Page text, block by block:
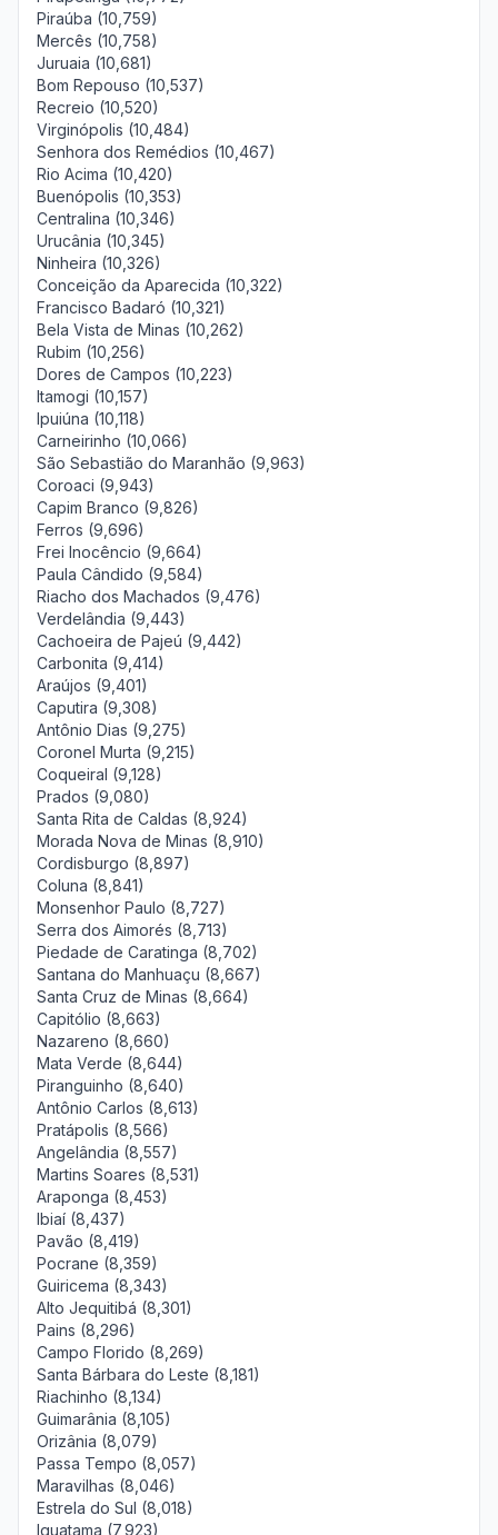
Piraúba (10,759)
Mercês (10,758)
Juruaia (10,681)
Bom Repouso (10,537)
Recreio (10,520)
Virginópolis (10,484)
Senhora dos Remédios (10,467)
Rio Acima (10,420)
Buenópolis (10,353)
Centralina (10,346)
Urucânia (10,345)
Ninheira (10,326)
Conceição da Aparecida (10,322)
Francisco Badaró (10,321)
Bela Vista de Minas (10,262)
Rubim (10,256)
Dores de Campos (10,223)
Itamogi (10,157)
Ipuiúna (10,118)
Carneirinho (10,066)
São Sebastião do Maranhão (9,963)
Coroaci (9,943)
Capim Branco (9,826)
Ferros (9,696)
Frei Inocêncio (9,664)
Paula Cândido (9,584)
Riacho dos Machados (9,476)
Verdelândia (9,443)
Cachoeira de Pajeú (9,442)
Carbonita (9,414)
Araújos (9,401)
Caputira (9,308)
Antônio Dias (9,275)
Coronel Murta (9,215)
Coqueiral (9,128)
Prados (9,080)
Santa Rita de Caldas (8,924)
Morada Nova de Minas (8,910)
Cordisburgo (8,897)
Coluna (8,841)
Monsenhor Paulo (8,727)
Serra dos Aimorés (8,713)
Piedade de Caratinga (8,702)
Santana do Manhuaçu (8,667)
Santa Cruz de Minas (8,664)
Capitólio (8,663)
Nazareno (8,660)
Mata Verde (8,644)
Piranguinho (8,640)
Antônio Carlos (8,613)
Pratápolis (8,566)
Angelândia (8,557)
Martins Soares (8,531)
Araponga (8,453)
Ibiaí (8,437)
Pavão (8,419)
Pocrane (8,359)
Guiricema (8,343)
Alto Jequitibá (8,301)
Pains (8,296)
Campo Florido (8,269)
Santa Bárbara do Leste (8,181)
Riachinho (8,134)
Guimarânia (8,105)
Orizânia (8,079)
Passa Tempo (8,057)
Maravilhas (8,046)
Estrela do Sul (8,018)
Iguatama (7,923)